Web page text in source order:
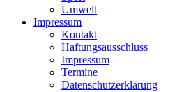
Umwelt
Impressum
Kontakt
Haftungsausschluss
Impressum
Termine
Datenschutzerklärung